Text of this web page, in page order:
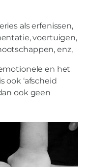
als erfenissen,
voertuigen,
enz,
en het
ook ‘afscheid
ook geen